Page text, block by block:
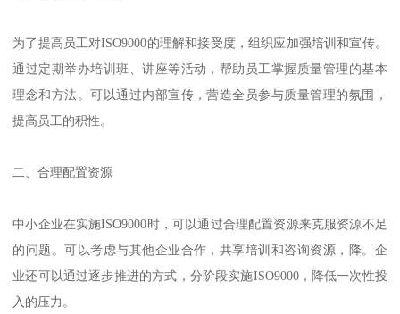
为了提高员工对ISO9000的理解和接受度，组织应加强培训和宣传。
通过定期举办培训班、讲座等活动，帮助员工掌握质量管理的基本
理念和方法。可以通过内部宣传，营造全员参与质量管理的氛围，
提高员工的积性。
二、合理配置资源
中小企业在实施ISO9000时，可以通过合理配置资源来克服资源不足
的问题。可以考虑与其他企业合作，共享培训和咨询资源，降。企
业还可以通过逐步推进的方式，分阶段实施ISO9000，降低一次性投
入的压力。